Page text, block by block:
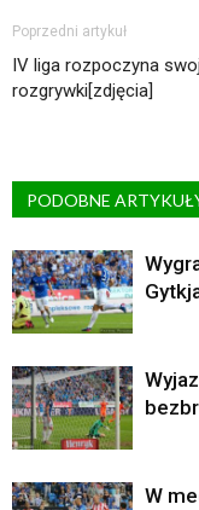
Poprzedni artykuł
IV liga rozpoczyna
rozgrywki[zdjęcia]
PODOBNE
W